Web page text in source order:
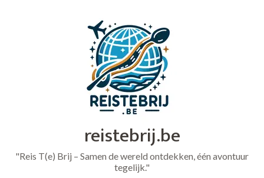
reistebrij.be
"Reis T(e) Brij – Samen de wereld ontdekken, één avontuur
tegelijk."